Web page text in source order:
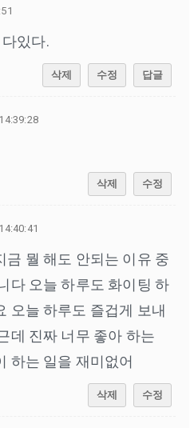
있다.
삭제 수정 답글
삭제 수정
금 뭘 해도 안되는 이유 중
다 오늘 하루도 화이팅 하
오늘 하루도 즐겁게 보내
데 진짜 너무 좋아 하는
하는 일을 재미없어
삭제 수정